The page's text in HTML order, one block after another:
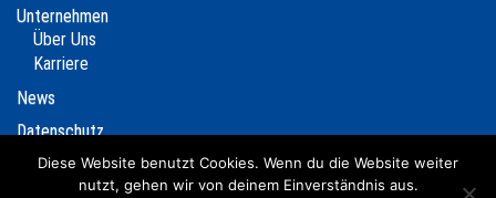
Unternehmen
Über Uns
Karriere
News
Datenschutz
Impressum
Diese Website benutzt Cookies. Wenn du die Website weiter
nutzt, gehen wir von deinem Einverständnis aus.